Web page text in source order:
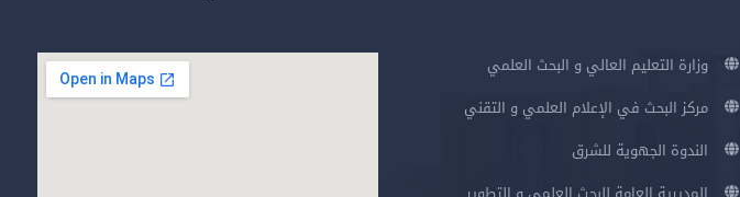
وزارة التعليم العالي و البحث العلمي
مركز البحث في الإعلام العلمي و التقني
الندوة الجهوية للشرق